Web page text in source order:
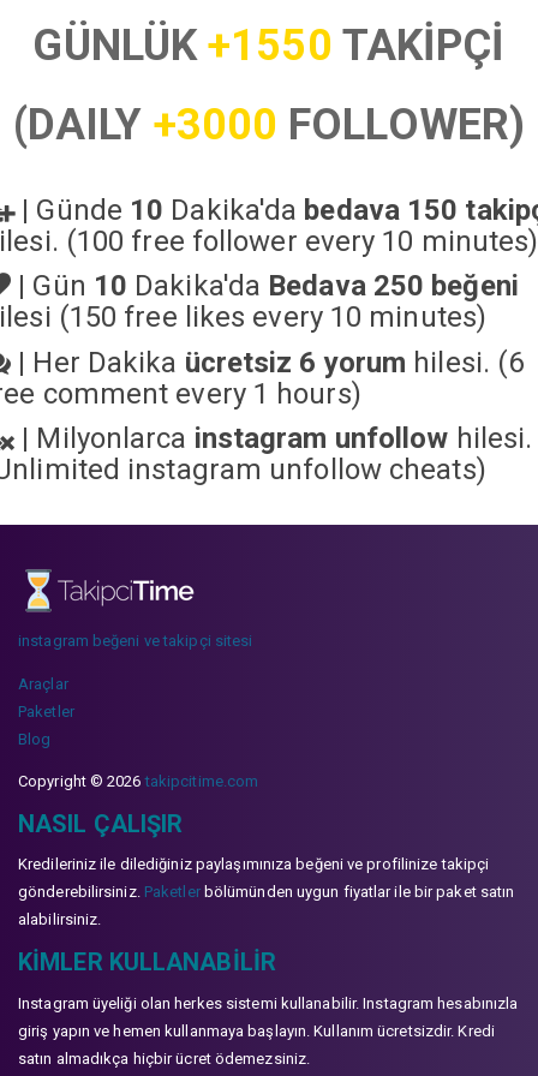
GÜNLÜK+1550 TAKİPÇİ
(DAILY +3000 FOLLOWER)
| Günde 10 Dakika'da bedava 150
(100 free follower every 10 minutes)
| Gün 10 Dakika'da Bedava 250 beğeni
(150 free likes every 10 minutes)
| Her Dakika ücretsiz 6 yorum hilesi. (6
comment every 1 hours)
| Milyonlarca instagram unfollow hilesi.
instagram unfollow cheats)
instagram beğeni ve takipçi sitesi
Araçlar
Paketler
Blog
Copyright © 2026takipcitime.com
NASIL ÇALIŞIR
Kredileriniz ile dilediğiniz paylaşımınıza beğeni ve profilinize takipçi
gönderebilirsiniz. Paketlerbölümünden uygun fiyatlar ile bir paket satın
alabilirsiniz.
KIMLER KULLANABILIR
Instagram üyeliği olan herkes sistemi kullanabilir. Instagram hesabınızla
giriş yapın ve hemen kullanmaya başlayın. Kullanım ücretsizdir. Kredi
satın almadıkça hiçbir ücret ödemezsiniz.